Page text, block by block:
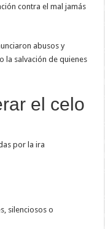
contra el mal jamás
abusos y
la salvación de quienes
el celo
por la ira
silenciosos o